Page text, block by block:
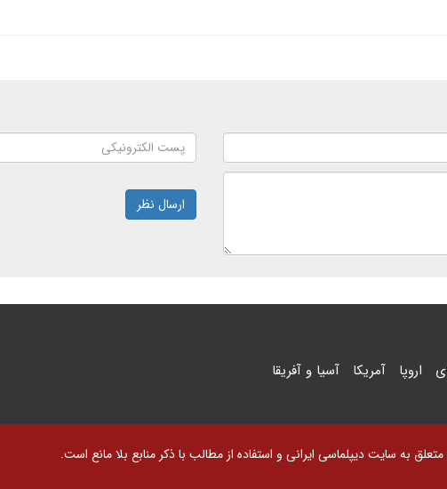
ارسال نظر
اروپا آمریکا آسیا و آفریقا
به سایت دیپلماسی ایرانی و استفاده از مطالب با ذکر منابع بلا مانع است.